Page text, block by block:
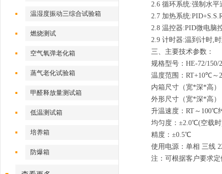
温湿度振动三综合试验箱
燃烧测试
空气氧弹老化箱
蒸气老化试验箱
甲醛释放量测试箱
低温测试箱
培养箱
防爆箱
2.6 循环系统:强制水平
2.7 加热系统
2.8 温控器:PID微电脑
2.9 计时器:温到计时,
三、主要技术参数：
规格型号：HE-72/150/
温度范围：RT+10℃
内箱尺寸（宽*深*高）
外形尺寸（宽*深*高）
升温速度：RT～100℃
均匀度：±2.0℃(空载
精度：±0.5℃
使用电源：单相 三线
注：可根据客户要求